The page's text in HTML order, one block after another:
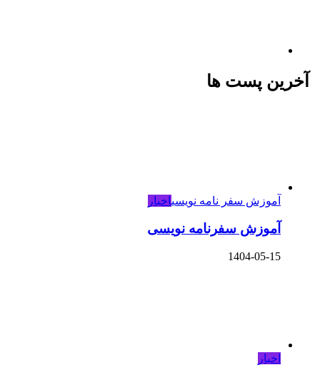
آخرین پست ها
آموزش سفر نامه نویسیاخبار
آموزش سفرنامه نویسی
1404-05-15
اخبار